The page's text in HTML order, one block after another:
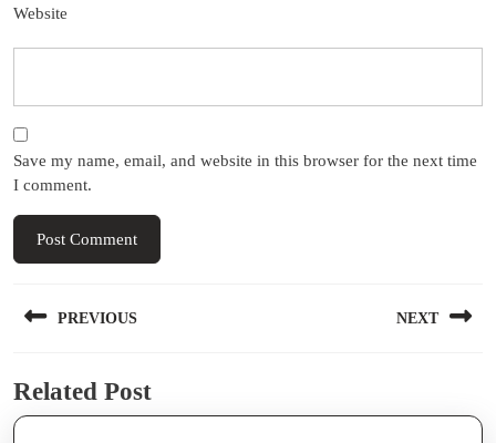
Website
Save my name, email, and website in this browser for the next time
I comment.
navigation
PREVIOUS
post:
NEXT
Related Post